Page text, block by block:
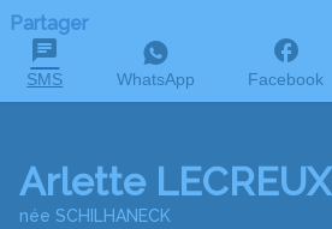
Partager
SMS WhatsApp Facebook
Arlette LECREUX
née SCHILHANECK